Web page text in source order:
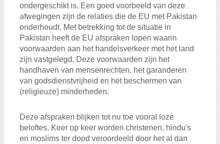
ondergeschikt is. Een goed voorbeeld van deze
afwegingen zijn de relaties die de EU met Pakistan
onderhoudt. Met betrekking tot de situatie in
Pakistan heeft de EU afspraken lopen waarin
voorwaarden aan het handelsverkeer met het land
zijn vastgelegd. Deze voorwaarden zijn het
handhaven van mensenrechten, het garanderen
van godsdienstvrijheid en het beschermen van
(religieuze) minderheden.
Deze afspraken blijken tot nu toe vooral loze
beloftes. Keer op keer worden christenen, hindu's
en moslims ter dood veroordeeld door het al dan